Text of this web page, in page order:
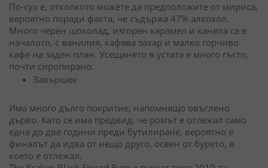
По-сух е, отколкото можете да предположите от мириса,
вероятно поради факта, че съдържа 47% алкохол.
Много черен шоколад, изгорен карамел и канела са в
началото, с ванилия, кафява захар и малко горчиво
кафе на заден план. Усещането в устата е много гъсто,
почти сиропирано.
Завършек
Има много дълго покритие, напомнящо овъглено
дърво. Като се има предвид, че ромът е отлежал само
една до две години преди бутилиране, вероятно е
финалът да идва от нещо друго, освен от бурето, в
което е отлежал.